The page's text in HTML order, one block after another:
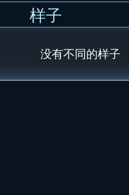
样子
没有不同的样子